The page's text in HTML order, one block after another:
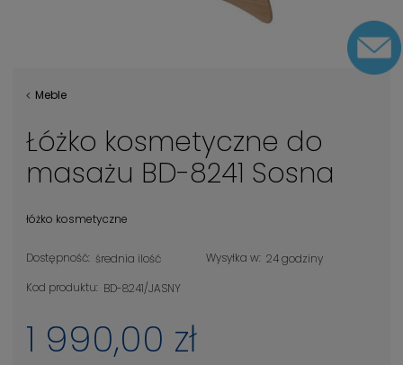
Meble
Łóżko kosmetyczne do
masażu BD-8241 Sosna
łóżko kosmetyczne
Dostępność: średnia ilość Wysyłka w: 24 godziny
Kod produktu: BD-8241/JASNY
1 990,00 zł